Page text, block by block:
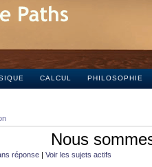
CALCUL PHILOSOPHIE
Nous
réponse | Voir les sujets actifs